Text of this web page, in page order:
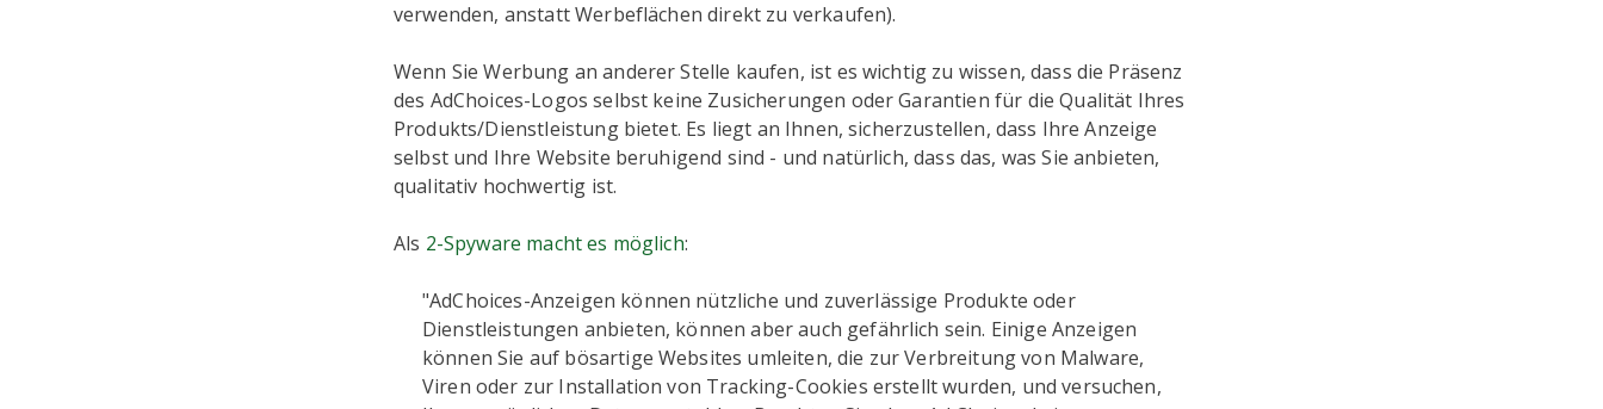
verwenden, anstatt Werbeflächen direkt zu verkaufen).
Wenn Sie Werbung an anderer Stelle kaufen, ist es wichtig zu wissen, dass die Präsenz
des AdChoices-Logos selbst keine Zusicherungen oder Garantien für die Qualität Ihres
Produkts/Dienstleistung bietet. Es liegt an Ihnen, sicherzustellen, dass Ihre Anzeige
selbst und Ihre Website beruhigend sind - und natürlich, dass das, was Sie anbieten,
qualitativ hochwertig ist.
Als 2-Spyware macht es möglich:
"AdChoices-Anzeigen können nützliche und zuverlässige Produkte oder
Dienstleistungen anbieten, können aber auch gefährlich sein. Einige Anzeigen
können Sie auf bösartige Websites umleiten, die zur Verbreitung von Malware,
Viren oder zur Installation von Tracking-Cookies erstellt wurden, und versuchen,